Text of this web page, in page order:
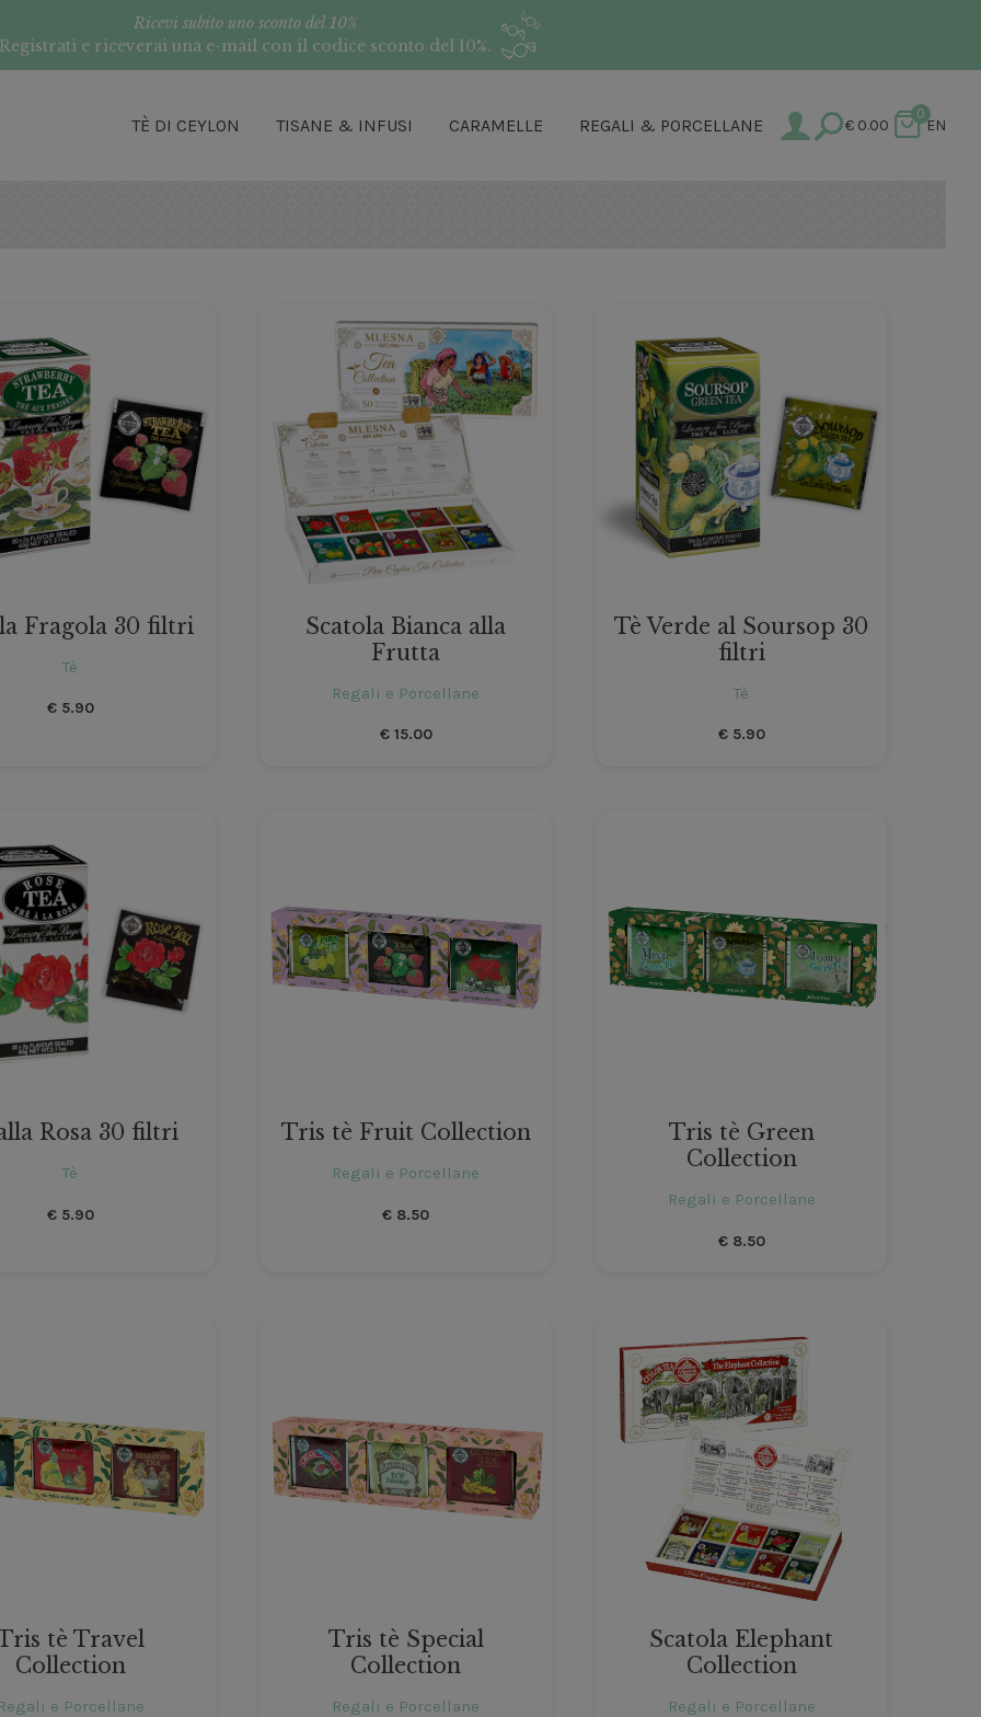
Ricevi subito uno sconto del 10%
Registrati e riceverai una e-mail con il codice sconto del 10%.
TÈ DI CEYLON TISANE & INFUSI CARAMELLE REGALI & PORCELLANE € 0.00
0
EN
Fragola 30 filtri
Tè
€5.90
Scatola Bianca alla
Frutta
Regali e Porcellane
€15.00
Tè Verde al Soursop 30
filtri
Tè
€5.90
Rosa 30 filtri
Tè
€5.90
Tris tè Fruit Collection
Regali e Porcellane
€ 8.50
Tris tè Green
Collection
Regali e Porcellane
€8.50
tè Travel
Collection
e Porcellane
Tris tè Special
Collection
Regali e Porcellane
Scatola Elephant
Collection
Regali e Porcellane